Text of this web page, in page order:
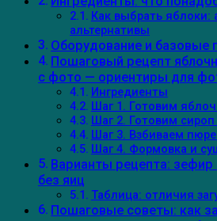
Как выбрать яблоки:
альтернативы
Оборудование и базовые
Пошаговый рецепт
с фото — ориентиры для
Ингредиенты
Шаг 1. Готовим
Шаг 2. Готовим сироп
Шаг 3. Взбиваем
Шаг 4. Формовка и
Варианты рецепта: зефир
без яиц
Таблица: отличия
Пошаговые советы: как